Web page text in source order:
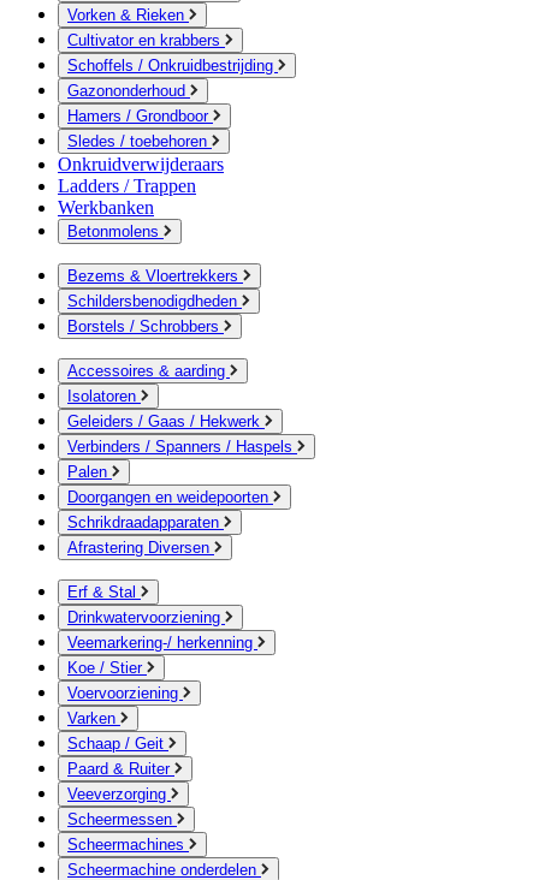
Vorken & Rieken
Cultivator en krabbers
Schoffels / Onkruidbestrijding
Gazononderhoud
Hamers / Grondboor
Sledes / toebehoren
Onkruidverwijderaars
Ladders / Trappen
Werkbanken
Betonmolens
Bezems & Vloertrekkers
Schildersbenodigdheden
Borstels / Schrobbers
Accessoires & aarding
Isolatoren
Geleiders / Gaas / Hekwerk
Verbinders / Spanners / Haspels
Palen
Doorgangen en weidepoorten
Schrikdraadapparaten
Afrastering Diversen
Erf & Stal
Drinkwatervoorziening
Veemarkering-/ herkenning
Koe / Stier
Voervoorziening
Varken
Schaap / Geit
Paard & Ruiter
Veeverzorging
Scheermessen
Scheermachines
Scheermachine onderdelen